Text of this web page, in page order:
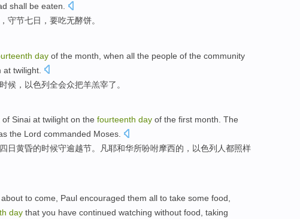
shall be eaten
守节七日 ，要吃无酵饼。
day of the month, when all the people of the community
at twilight
时候 ， 以色列全会众把羊羔宰了。
of Sinai at twilight on the fourteenth day of the first month. The
the Lord commanded Moses.
日黄昏的时候守逾越节。凡耶和华所吩咐摩西的， 以色列人都照样
to come Paul encouraged them all to take some food
day that you have continued watching without food, taking